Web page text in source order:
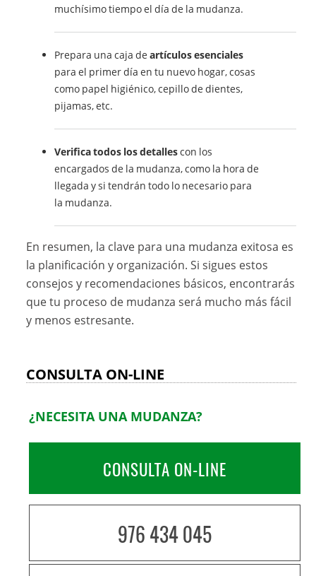
muchísimo tiempo el día de la mudanza.
Prepara una caja deartículos esenciales
para el primer día en tu nuevo hogar, cosas
como papel higiénico, cepillo de dientes,
pijamas, etc.
Verifica todos los detallescon los
encargados de la mudanza, como la hora de
llegada y si tendrán todo lo necesario para
la mudanza.
En resumen, la clave para una mudanza exitosa es
la planificación y organización. Si sigues estos
consejos y recomendaciones básicos, encontrarás
que tu proceso de mudanza será mucho más fácil
y menos estresante.
CONSULTA ON-LINE
¿NECESITA UNA MUDANZA?
CONSULTA ON-LINE
976 434 045